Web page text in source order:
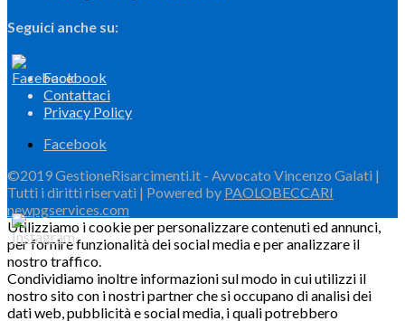
Seguici anche su:
Facebook
Contattaci
Privacy Policy
Facebook
©2019 GestioneRisarcimenti.it - Avvocato Vincenzo Galati |
Tutti i diritti riservati | Powered by PAOLOBECCARI
newpgservices.com
Utilizziamo i cookie per personalizzare contenuti ed annunci,
per fornire funzionalità dei social media e per analizzare il
nostro traffico.
Condividiamo inoltre informazioni sul modo in cui utilizzi il
nostro sito con i nostri partner che si occupano di analisi dei
dati web, pubblicità e social media, i quali potrebbero